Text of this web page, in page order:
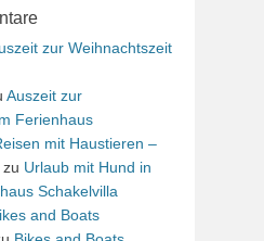
zur Weihnachtszeit
Auszeit zur
Ferienhaus
mit Haustieren –
zu Urlaub mit Hund in
Schakelvilla
and Boats